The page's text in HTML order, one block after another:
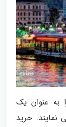
به عنوان یک
نمایند. خرید